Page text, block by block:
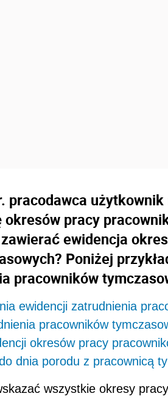
pracodawca
okresów pracy
ewidencja
Poniżej
pracowników
ewidencji zatrudnienia
pracowników
okresów pracy
dnia porodu z pracownicą
wszystkie okresy